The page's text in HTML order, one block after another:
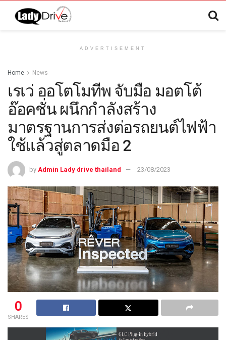
ADVERTISEMENT
Home News
เรเว่ ออโตโมทีพ จับมือ มอตโต้
อ๊อคชั่น ผนึกกำลังสร้าง
มาตรฐานการส่งต่อรถยนต์ไฟฟ้า
ใช้แล้วสู่ตลาดมือ 2
by Admin Lady drive thailand 23/08/2023
0
SHARES